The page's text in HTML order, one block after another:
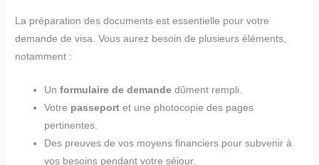
La préparation des documents est essentielle pour votre
demande de visa. Vous aurez besoin de plusieurs éléments,
notamment :
Unformulaire de demande dûment rempli.
Votre passeport et une photocopie des pages
pertinentes.
Des preuves de vos moyens financiers pour subvenir à
vos besoins pendant votre séjour.